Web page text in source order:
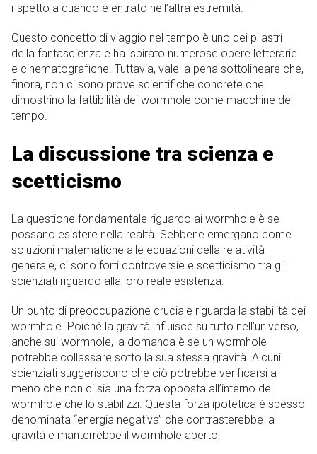
rispetto a quando è entrato nell’altra estremità.
Questo concetto di viaggio nel tempo è uno dei pilastri
della fantascienza e ha ispirato numerose opere letterarie
e cinematografiche. Tuttavia, vale la pena sottolineare che,
finora, non ci sono prove scientifiche concrete che
dimostrino la fattibilità dei wormhole come macchine del
tempo.
La discussione tra scienza e
scetticismo
La questione fondamentale riguardo ai wormhole è se
possano esistere nella realtà. Sebbene emergano come
soluzioni matematiche alle equazioni della relatività
generale, ci sono forti controversie e scetticismo tra gli
scienziati riguardo alla loro reale esistenza.
Un punto di preoccupazione cruciale riguarda la stabilità dei
wormhole. Poiché la gravità influisce su tutto nell’universo,
anche sui wormhole, la domanda è se un wormhole
potrebbe collassare sotto la sua stessa gravità. Alcuni
scienziati suggeriscono che ciò potrebbe verificarsi a
meno che non ci sia una forza opposta all’interno del
wormhole che lo stabilizzi. Questa forza ipotetica è spesso
denominata “energia negativa” che contrasterebbe la
gravità e manterrebbe il wormhole aperto.